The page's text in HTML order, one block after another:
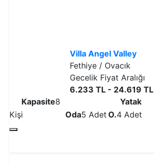
Villa Angel Valley
Fethiye / Ovacık
Gecelik Fiyat Aralığı
6.233 TL - 24.619 TL
Kapasite8
Kişi
Oda5 Adet
Yatak
O.4 Adet